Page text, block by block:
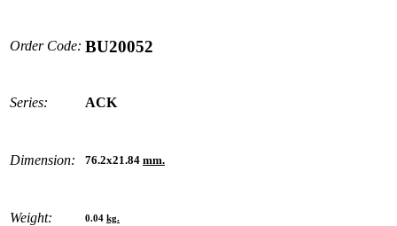
Order Code: BU20052
Series: ACK
Dimension: 76.2x21.84 mm.
Weight: 0.04 kg.